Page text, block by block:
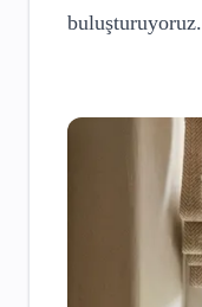
buluşturuyoruz.